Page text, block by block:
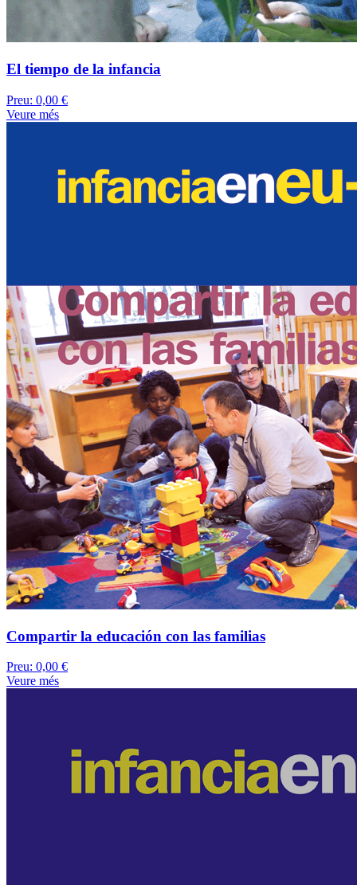
El tiempo de la infancia
Preu: 0,00 €
Veure més
Compartir la educación con las familias
Preu: 0,00 €
Veure més